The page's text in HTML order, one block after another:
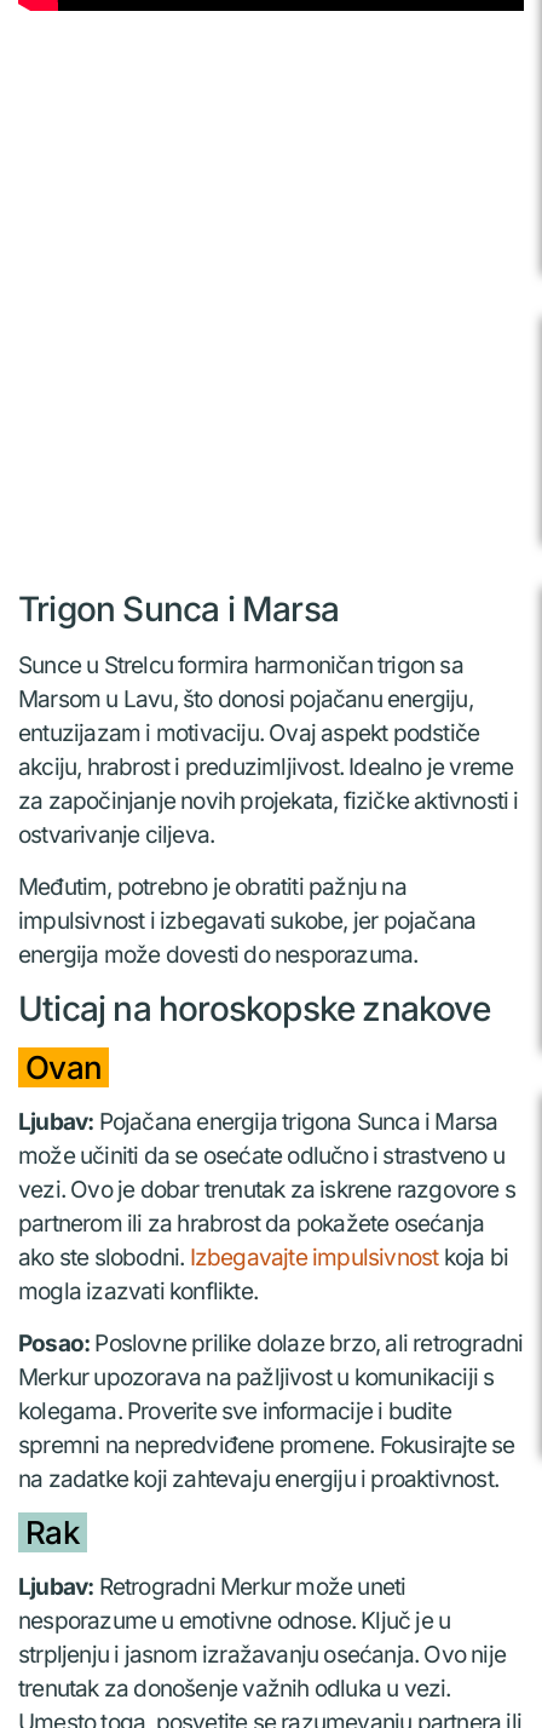
Trigon Sunca i Marsa
Sunce u Strelcu formira harmoničan trigon sa
Marsom u Lavu, što donosi pojačanu energiju,
entuzijazam i motivaciju. Ovaj aspekt podstiče
akciju, hrabrost i preduzimljivost. Idealno je vreme
za započinjanje novih projekata, fizičke aktivnosti i
ostvarivanje ciljeva.
Međutim, potrebno je obratiti pažnju na
impulsivnost i izbegavati sukobe, jer pojačana
energija može dovesti do nesporazuma.
Uticaj na horoskopske znakove
Ovan
Ljubav: Pojačana energija trigona Sunca i Marsa
može učiniti da se osećate odlučno i strastveno u
vezi. Ovo je dobar trenutak za iskrene razgovore s
partnerom ili za hrabrost da pokažete osećanja
ako ste slobodni. Izbegavajte impulsivnostkoja bi
mogla izazvati konflikte.
Posao: Poslovne prilike dolaze brzo, ali retrogradni
Merkur upozorava na pažljivost u komunikaciji s
kolegama. Proverite sve informacije i budite
spremni na nepredviđene promene. Fokusirajte se
na zadatke koji zahtevaju energiju i proaktivnost.
Rak
Ljubav: Retrogradni Merkur može uneti
nesporazume u emotivne odnose. Ključ je u
strpljenju i jasnom izražavanju osećanja. Ovo nije
trenutak za donošenje važnih odluka u vezi.